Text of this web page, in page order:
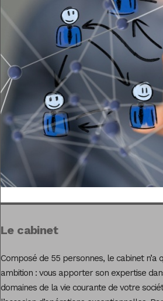
Le cabinet
Composé de 55 personnes, le cabinet n’a
ambition : vous apporter son expertise
domaines de la vie courante de votre